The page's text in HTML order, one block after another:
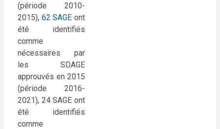
(période 2010-
2015), 62 SAGE ont
été identifiés
comme
nécessaires par
les SDAGE
approuvés en 2015
(période 2016-
2021), 24 SAGE ont
été identifiés
comme